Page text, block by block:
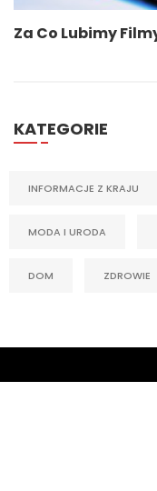
Za Co Lubimy
KATEGORIE
INFORMACJE Z KRAJU
MODA I URODA
DOM ZDROWIE